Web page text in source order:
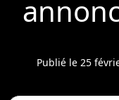
Publié le 25